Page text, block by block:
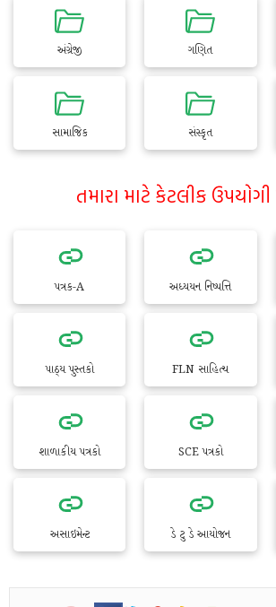
અંગ્રેજી ગણિત
સામાજિક સંસ્કૃત
તમારા માટે કેટલીક ઉપયોગી
પત્રક-A અધ્યયન નિષ્પત્તિ
પાઠ્ય પુસ્તકો FLN સાહિત્ય
શાળાકીય પત્રકો SCE પત્રકો
અસાઇમેન્ટ ડે ટુ ડે આયોજન